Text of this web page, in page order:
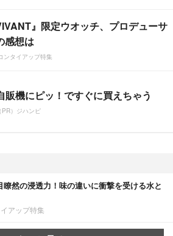
』限定ウオッチ、プロデューサ
感想は
ンタイアップ特集
販機にピッ！ですぐに買えちゃう
（PR）ジハンピ
瞭然の浸透力！味の違いに衝撃を受ける水と
アップ特集